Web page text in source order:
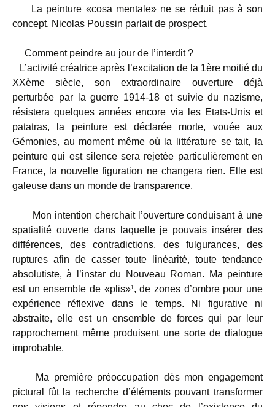
La peinture «cosa mentale» ne se réduit pas à son
concept, Nicolas Poussin parlait de prospect.
Comment peindre au jour de l’interdit ?
L’activité créatrice après l’excitation de la 1ère moitié du
XXème siècle, son extraordinaire ouverture déjà
perturbée par la guerre 1914-18 et suivie du nazisme,
résistera quelques années encore via les Etats-Unis et
patatras, la peinture est déclarée morte, vouée aux
Gémonies, au moment même où la littérature se tait, la
peinture qui est silence sera rejetée particulièrement en
France, la nouvelle figuration ne changera rien. Elle est
galeuse dans un monde de transparence.
Mon intention cherchait l’ouverture conduisant à une
spatialité ouverte dans laquelle je pouvais insérer des
différences, des contradictions, des fulgurances, des
ruptures afin de casser toute linéarité, toute tendance
absolutiste, à l’instar du Nouveau Roman. Ma peinture
est un ensemble de «plis»¹, de zones d’ombre pour une
expérience réflexive dans le temps. Ni figurative ni
abstraite, elle est un ensemble de forces qui par leur
rapprochement même produisent une sorte de dialogue
improbable.
Ma première préoccupation dès mon engagement
pictural fût la recherche d’éléments pouvant transformer